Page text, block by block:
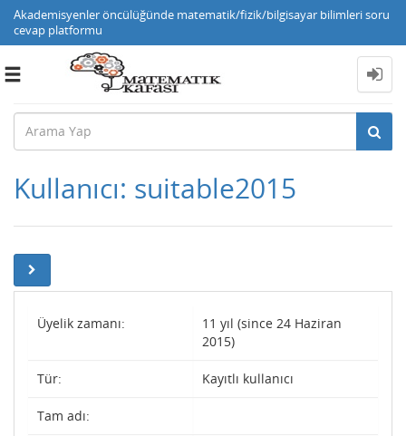
Akademisyenler öncülüğünde matematik/fizik/bilgisayar bilimleri soru
cevap platformu
Toggle
Kullanıcı: suitable2015
Üyelik zamanı:
11 yıl (since 24 Haziran
2015)
Tür: Kayıtlı kullanıcı
Tam adı: